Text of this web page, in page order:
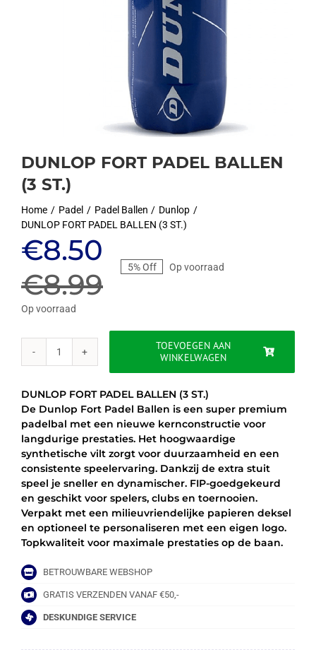
DUNLOP FORT PADEL BALLEN
(3 ST.)
Home Padel Padel Ballen
Dunlop
DUNLOP FORT PADEL BALLEN (3 ST.)
€8.99
Oorspronkelijke
prijs
was:
€8.99.
€8.50
Huidige
prijs
is:
€8.50.
5% Off Op voorraad
Op voorraad
DUNLOP
BALLEN
aantal
TOEVOEGEN AAN
WINKELWAGEN
DUNLOP FORT PADEL BALLEN (3 ST.)
De Dunlop Fort Padel Ballen is een super premium
padelbal met een nieuwe kernconstructie voor
langdurige prestaties. Het hoogwaardige
synthetische vilt zorgt voor duurzaamheid en een
consistente speelervaring. Dankzij de extra stuit
speel je sneller en dynamischer. FIP-goedgekeurd
en geschikt voor spelers, clubs en toernooien.
Verpakt met een milieuvriendelijke papieren deksel
en optioneel te personaliseren met een eigen logo.
Topkwaliteit voor maximale prestaties op de baan.
BETROUWBARE WEBSHOP
GRATIS VERZENDEN VANAF €50,-
DESKUNDIGE SERVICE